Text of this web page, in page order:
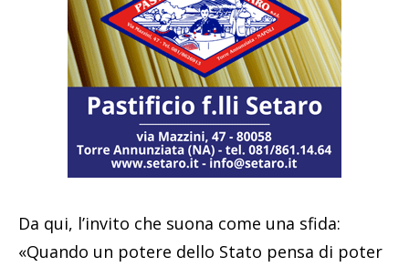
Da qui, l’invito che suona come una sfida:
«Quando un potere dello Stato pensa di poter